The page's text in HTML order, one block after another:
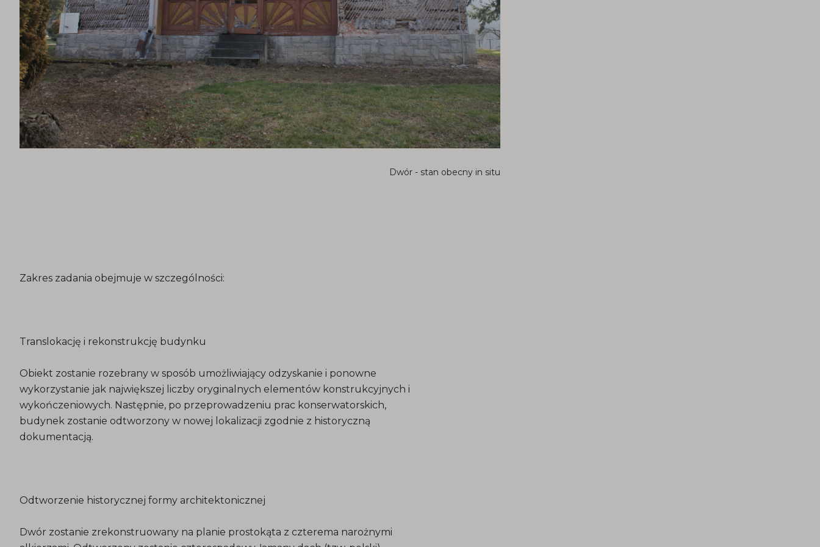
Dwór - stan obecny in situ
Zakres zadania obejmuje w szczególności:
Translokację i rekonstrukcję budynku
Obiekt zostanie rozebrany w sposób umożliwiający odzyskanie i ponowne
wykorzystanie jak największej liczby oryginalnych elementów konstrukcyjnych i
wykończeniowych. Następnie, po przeprowadzeniu prac konserwatorskich,
budynek zostanie odtworzony w nowej lokalizacji zgodnie z historyczną
dokumentacją.
Odtworzenie historycznej formy architektonicznej
Dwór zostanie zrekonstruowany na planie prostokąta z czterema narożnymi